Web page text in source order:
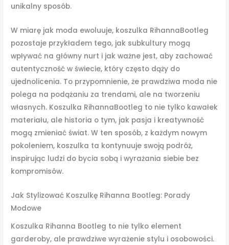
unikalny sposób.
W miarę jak moda ewoluuje, koszulka RihannaBootleg
pozostaje przykładem tego, jak subkultury mogą
wpływać na główny nurt i jak ważne jest, aby zachować
autentyczność w świecie, który często dąży do
ujednolicenia. To przypomnienie, że prawdziwa moda nie
polega na podążaniu za trendami, ale na tworzeniu
własnych. Koszulka RihannaBootleg to nie tylko kawałek
materiału, ale historia o tym, jak pasja i kreatywność
mogą zmieniać świat. W ten sposób, z każdym nowym
pokoleniem, koszulka ta kontynuuje swoją podróż,
inspirując ludzi do bycia sobą i wyrażania siebie bez
kompromisów.
Jak Stylizować Koszulkę Rihanna Bootleg: Porady
Modowe
Koszulka Rihanna Bootleg to nie tylko element
garderoby, ale prawdziwe wyrażenie stylu i osobowości.